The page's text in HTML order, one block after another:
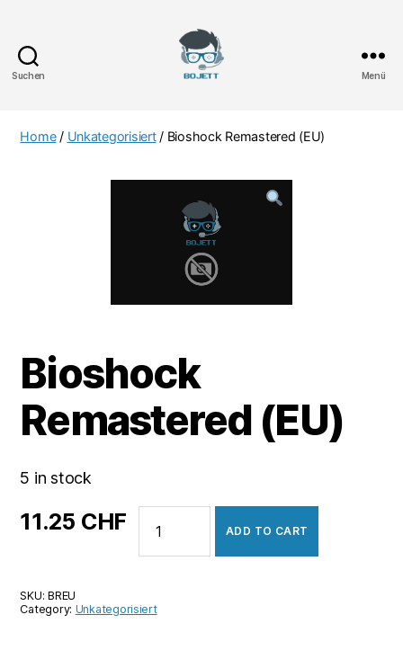
Suchen Menü
Home/ Unkategorisiert/ Bioshock Remastered (EU)
Bioshock
Remastered (EU)
5 in stock
11.25 CHF
Remastered
(EU)
ADD TO CART
SKU:BREU
Category: Unkategorisiert